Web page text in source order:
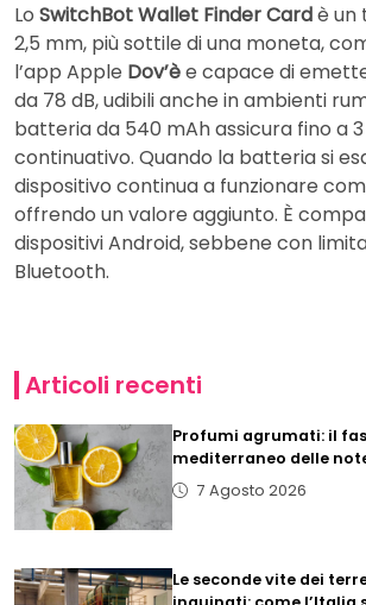
Lo SwitchBot Wallet Finder Cardè un
2,5 mm, più sottile di una moneta,
l’app Apple Dov’èe capace di
da 78 dB, udibili anche in ambienti
batteria da 540 mAh assicura fino a 3
continuativo. Quando la batteria si
dispositivo continua a funzionare
offrendo un valore aggiunto. È
dispositivi Android, sebbene con
Bluetooth.
Articoli recenti
Profumi agrumati: il
mediterraneo delle
7 Agosto 2026
Le seconde vite dei